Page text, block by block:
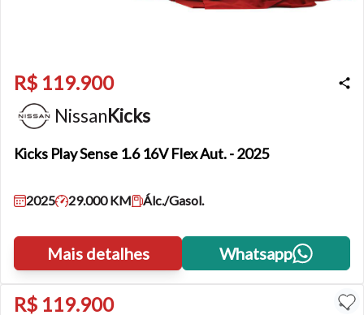
R$ 119.900
NissanKicks
Kicks Play Sense 1.6 16V Flex Aut. - 2025
2025 29.000 KM Álc./Gasol.
Mais detalhes Whatsapp
R$ 119.900